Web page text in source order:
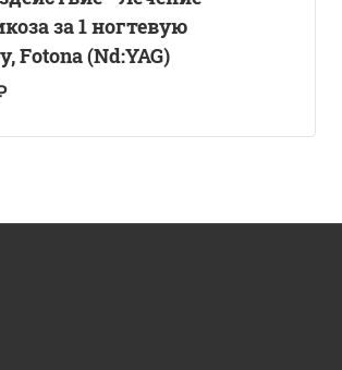
за 1 ногтевую
Fotona (Nd:YAG)